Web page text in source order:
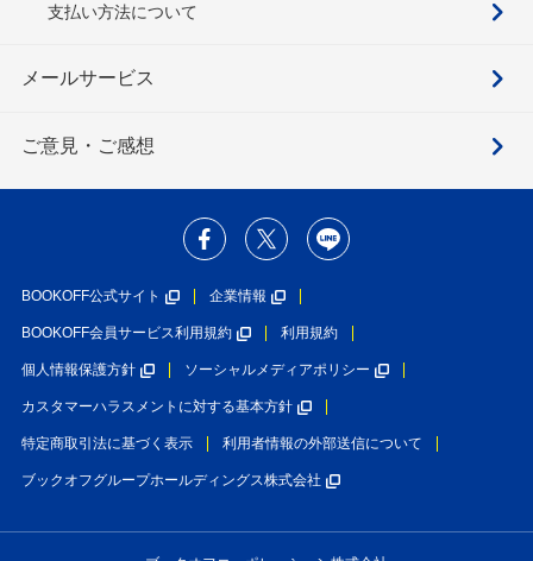
支払い方法について
メールサービス
ご意見・ご感想
BOOKOFF公式サイト 企業情報
BOOKOFF会員サービス利用規約 利用規約
個人情報保護方針 ソーシャルメディアポリシー
カスタマーハラスメントに対する基本方針
特定商取引法に基づく表示 利用者情報の外部送信について
ブックオフグループホールディングス株式会社